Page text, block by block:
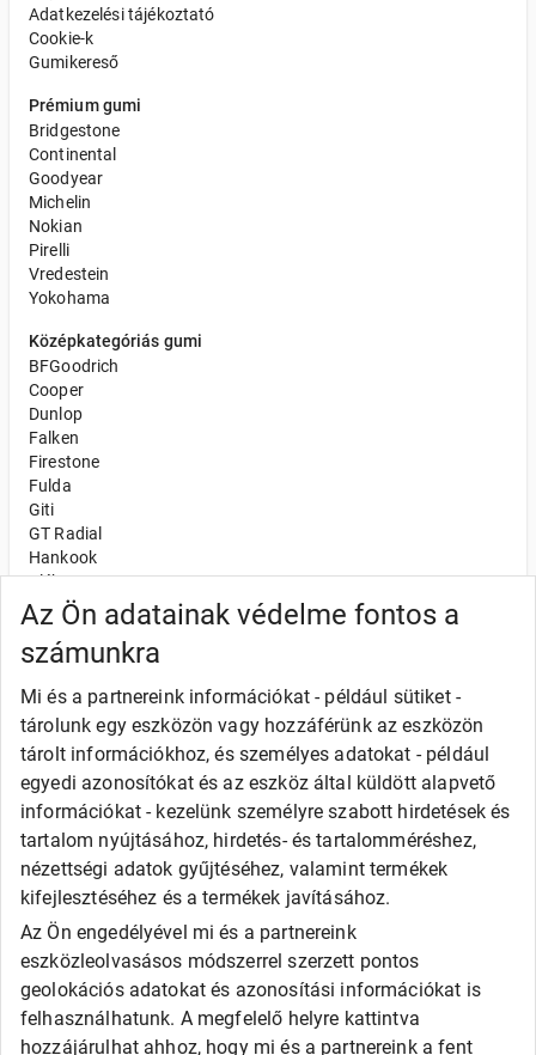
Az Ön adatainak védelme fontos a
számunkra
Mi és a partnereink információkat - például sütiket -
tárolunk egy eszközön vagy hozzáférünk az eszközön
tárolt információkhoz, és személyes adatokat - például
egyedi azonosítókat és az eszköz által küldött alapvető
információkat - kezelünk személyre szabott hirdetések és
tartalom nyújtásához, hirdetés- és tartalomméréshez,
nézettségi adatok gyűjtéséhez, valamint termékek
kifejlesztéséhez és a termékek javításához.
Az Ön engedélyével mi és a partnereink
eszközleolvasásos módszerrel szerzett pontos
geolokációs adatokat és azonosítási információkat is
felhasználhatunk. A megfelelő helyre kattintva
hozzájárulhat ahhoz, hogy mi és a partnereink a fent
Adatkezelési tájékoztató
Cookie-k
Gumikereső
Prémium gumi
Bridgestone
Continental
Goodyear
Michelin
Nokian
Pirelli
Vredestein
Yokohama
Középkategóriás gumi
BFGoodrich
Cooper
Dunlop
Falken
Firestone
Fulda
Giti
GT Radial
Hankook
Kléber
Kumho
Nexen
Semperit
Uniroyal
Olcsó gumi
Apollo
Barum
Debica
Fortune
General
Goodride
Kingstar
Laufenn
LEAO
Matador